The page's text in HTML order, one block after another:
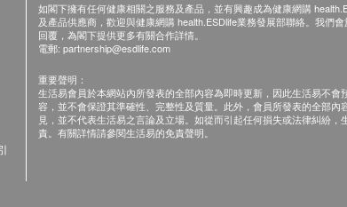
如閣下擁有任何健康相關之服務及產品，並有興趣成為健康網購
及產品供應商，歡迎與健康網購 health.ESDlife業務發展部聯絡。我們
回覆，為閣下提供更多有關合作詳情。
電郵: partnership@esdlife.com
重要聲明：
生活易會員於本網站內所發表的全部內容為即時更新，因此生活易不會
容，並不會保證其準確性、完整性及質量。此外，會員所發表的全部內
見，並不代表生活易之言論及立場。如從而引起任何損失或法律糾紛，
責。有關詳情請參閱生活易的免責聲明。